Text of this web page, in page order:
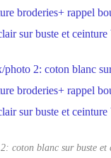
coton blanc sur buste